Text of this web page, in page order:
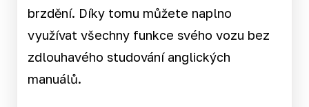
brzdění. Díky tomu můžete naplno
využívat všechny funkce svého vozu bez
zdlouhavého studování anglických
manuálů.